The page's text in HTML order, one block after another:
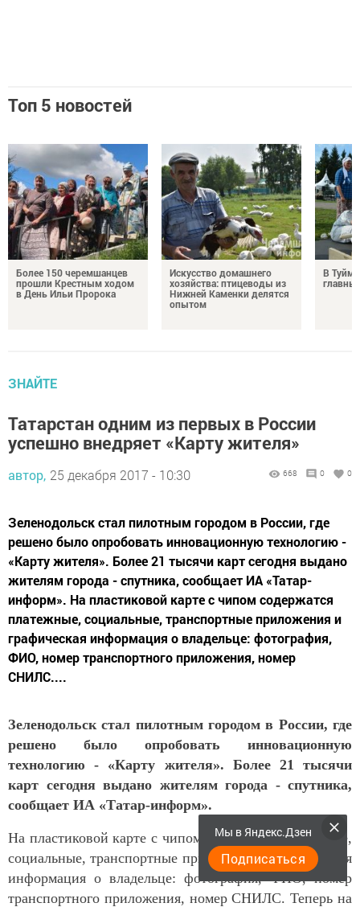
Топ 5 новостей
Более 150 черемшанцев
прошли Крестным ходом
в День Ильи Пророка
Искусство домашнего
хозяйства: птицеводы из
Нижней Каменки делятся
опытом
В
ЗНАЙТЕ
Татарстан одним из первых в России
успешно внедряет «Карту жителя»
автор, 25 декабря 2017 - 10:30 668 0 0
Зеленодольск стал пилотным городом в России, где
решено было опробовать инновационную технологию -
«Карту жителя». Более 21 тысячи карт сегодня выдано
жителям города - спутника, сообщает ИА «Татар-
информ». На пластиковой карте с чипом содержатся
платежные, социальные, транспортные приложения и
графическая информация о владельце: фотография,
ФИО, номер транспортного приложения, номер
СНИЛС....
Зеленодольск стал пилотным городом в России, где
решено было опробовать инновационную
технологию - «Карту жителя». Более 21 тысячи
карт сегодня выдано жителям города - спутника,
сообщает ИА «Татар-информ».
На пластиковой карте с чипом содержатся платежные,
социальные, транспортные приложения и графическая
информация о владельце: фотография, ФИО, номер
транспортного приложения, номер СНИЛС. Теперь на
Мы в Яндекс.Дзен
Подписаться